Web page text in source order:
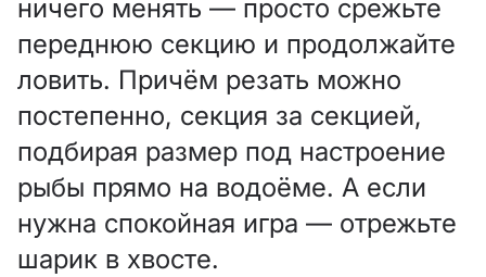
ничего менять — просто срежьте
переднюю секцию и продолжайте
ловить. Причём резать можно
постепенно, секция за секцией,
подбирая размер под настроение
рыбы прямо на водоёме. А если
нужна спокойная игра — отрежьте
шарик в хвосте.